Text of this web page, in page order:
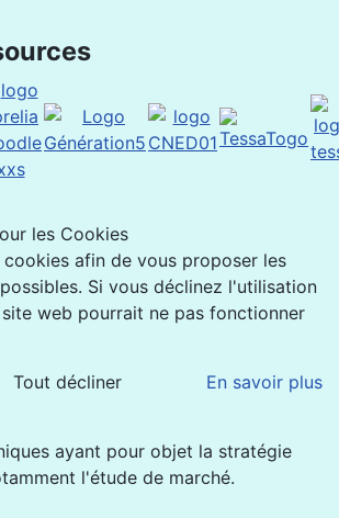
les Cookies
afin de vous proposer les
Si vous déclinez l'utilisation
web pourrait ne pas fonctionner
Tout décliner
En savoir plus
ayant pour objet la stratégie
l'étude de marché.